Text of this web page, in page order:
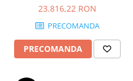
garanție
23.816,22 RON
PRECOMANDA
PRECOMANDA